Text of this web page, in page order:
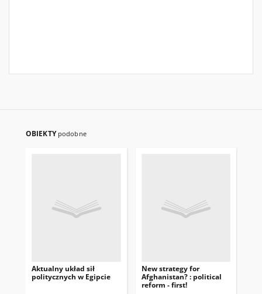
OBIEKTY podobne
Aktualny układ sił
politycznych w Egipcie
New strategy for
Afghanistan? : political
reform - first!